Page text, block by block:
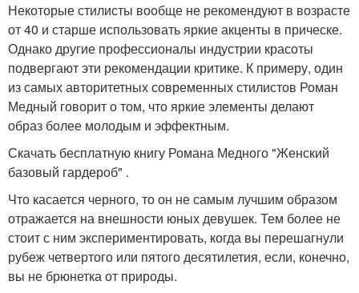
Некоторые стилисты вообще не рекомендуют в возрасте
от 40 и старше использовать яркие акценты в прическе.
Однако другие профессионалы индустрии красоты
подвергают эти рекомендации критике. К примеру, один
из самых авторитетных современных стилистов Роман
Медный говорит о том, что яркие элементы делают
образ более молодым и эффектным.
Скачать бесплатную книгу Романа Медного "Женский
базовый гардероб" .
Что касается черного, то он не самым лучшим образом
отражается на внешности юных девушек. Тем более не
стоит с ним экспериментировать, когда вы перешагнули
рубеж четвертого или пятого десятилетия, если, конечно,
вы не брюнетка от природы.